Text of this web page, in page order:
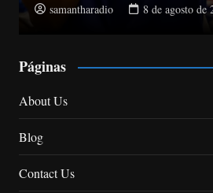
samantharadio
Páginas
About Us
Blog
Contact Us